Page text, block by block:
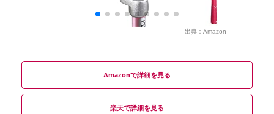
出典： Amazon
Amazon
楽天